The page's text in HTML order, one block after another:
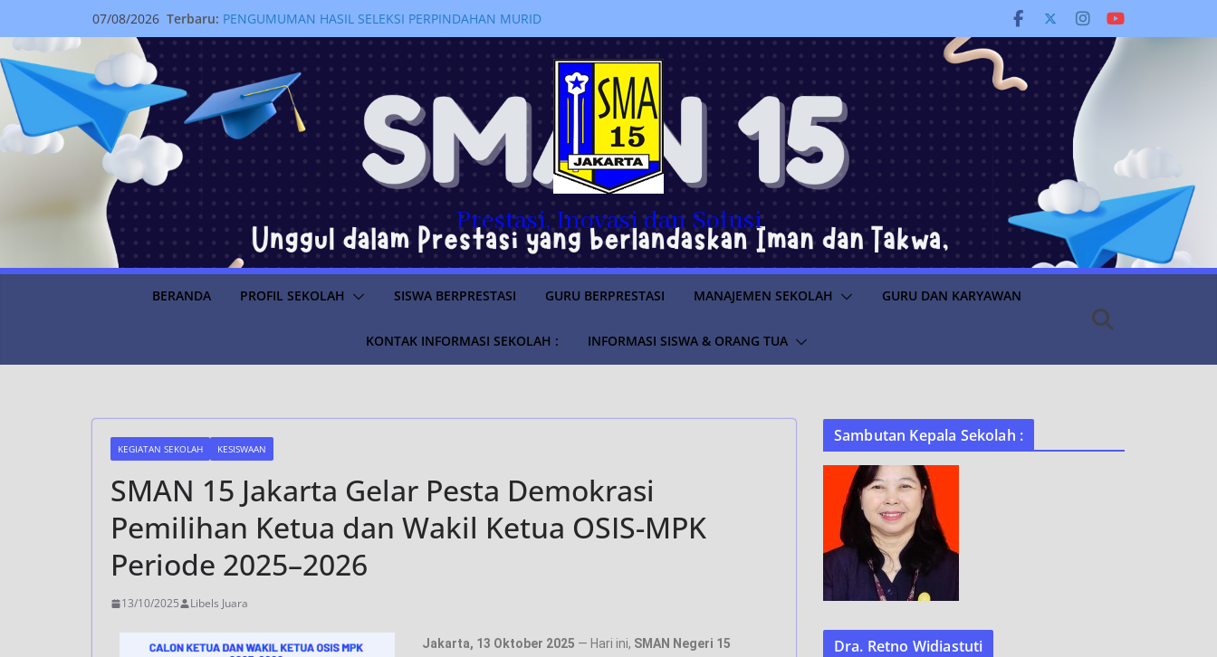
07/08/2026 Terbaru: PENGUMUMAN HASIL SELEKSI PERPINDAHAN MURID
SEMESTER GANJIL TAHUN AJARAN 2026/2027
HALAMAN PENGECEKAN KJP PLUS
PENGUMUMAN KELULUSAN SISWA TAHUN AJARAN
2025/2026
SMA Negeri 15 Jakarta melaksanakan kegiatan
Pembelajaran Luar Ruang Jelajahi Sejarah Pemerintahan di
Istana Negara Melalui Program “Istana untuk Anak Sekolah”
Kabar Membanggakan: 42 Siswa SMAN 15 Jakarta Lolos
Seleksi Nasional Masuk Perguruan Tinggi Negeri Tahun
2026
Prestasi, Inovasi dan Solusi
BERANDA PROFIL SEKOLAH SISWA BERPRESTASI GURU BERPRESTASI MANAJEMEN SEKOLAH GURU DAN KARYAWAN
KONTAK INFORMASI SEKOLAH : INFORMASI SISWA & ORANG TUA
KEGIATAN SEKOLAH KESISWAAN
SMAN 15 Jakarta Gelar Pesta Demokrasi
Pemilihan Ketua dan Wakil Ketua OSIS-MPK
Periode 2025–2026
13/10/2025 Libels Juara
Jakarta, 13 Oktober 2025 — Hari ini, SMAN Negeri 15
Sambutan Kepala Sekolah :
Dra. Retno Widiastuti